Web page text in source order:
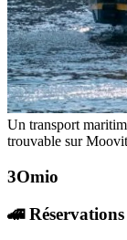
Un transport
trouvable sur
Omio
🚄